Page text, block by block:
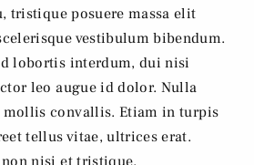
tristique posuere massa elit
vestibulum bibendum.
lobortis interdum, dui nisi
leo augue id dolor. Nulla
mollis convallis. Etiam in turpis
tellus vitae, ultrices erat.